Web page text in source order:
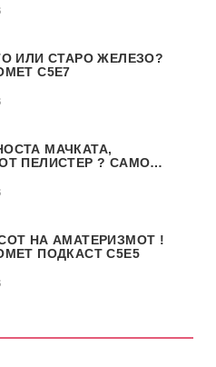
ИЛИ СТАРО ЖЕЛЕЗО?
С5Е7
МАЧКАТА,
ПЕЛИСТЕР ? САМО
НА АМАТЕРИЗМОТ !
ПОДКАСТ С5E5